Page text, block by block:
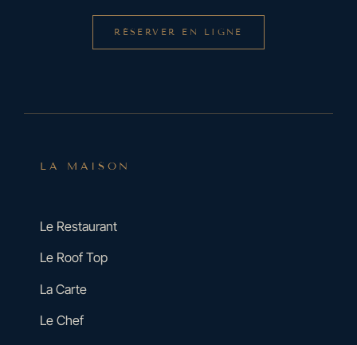
RÉSERVER EN LIGNE
LA MAISON
Le Restaurant
Le Roof Top
La Carte
Le Chef